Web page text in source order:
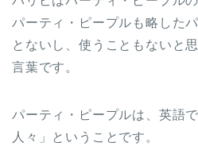
パーティ・ピープルも略した
とないし、使うこともないと
言葉です。
パーティ・ピープルは、英語
人々」ということです。